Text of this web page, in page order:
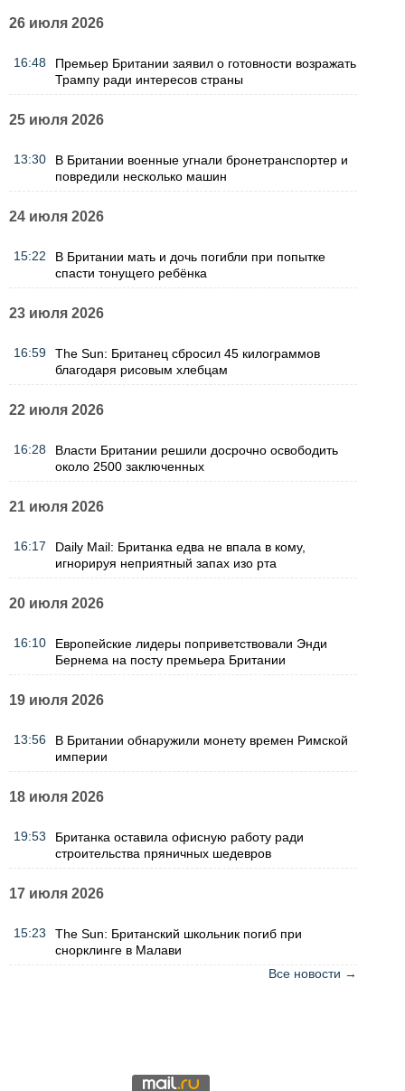
26 июля 2026
16:48
Премьер Британии заявил о готовности возражать
Трампу ради интересов страны
25 июля 2026
13:30
В Британии военные угнали бронетранспортер и
повредили несколько машин
24 июля 2026
15:22
В Британии мать и дочь погибли при попытке
спасти тонущего ребёнка
23 июля 2026
16:59
The Sun: Британец сбросил 45 килограммов
благодаря рисовым хлебцам
22 июля 2026
16:28
Власти Британии решили досрочно освободить
около 2500 заключенных
21 июля 2026
16:17
Daily Mail: Британка едва не впала в кому,
игнорируя неприятный запах изо рта
20 июля 2026
16:10
Европейские лидеры поприветствовали Энди
Бернема на посту премьера Британии
19 июля 2026
13:56
В Британии обнаружили монету времен Римской
империи
18 июля 2026
19:53
Британка оставила офисную работу ради
строительства пряничных шедевров
17 июля 2026
15:23
The Sun: Британский школьник погиб при
снорклинге в Малави
Все новости →